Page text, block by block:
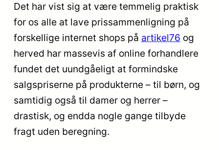
Det har vist sig at være temmelig praktisk
for os alle at lave prissammenligning på
forskellige internet shops på artikel76 og
herved har massevis af online forhandlere
fundet det uundgåeligt at formindske
salgspriserne på produkterne – til børn, og
samtidig også til damer og herrer –
drastisk, og endda nogle gange tilbyde
fragt uden beregning.